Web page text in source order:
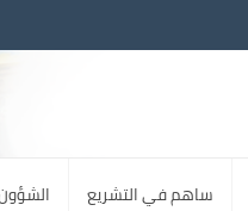
ساهم في التشريع